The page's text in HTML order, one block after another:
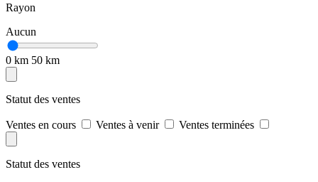
Rayon
Aucun
0 km 50 km
Statut des ventes
Ventes en cours Ventes à venir Ventes terminées
Statut des ventes